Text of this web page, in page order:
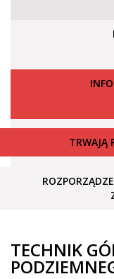
TRWAJĄ
TECHNIK